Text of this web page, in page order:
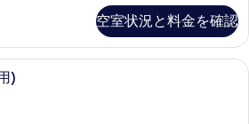
空室状況と料金を確認
エジプト綿のシーツ、高級寝具、ミ
)